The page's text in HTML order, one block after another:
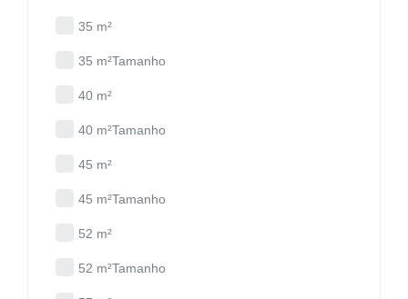
35 m²
35 m²Tamanho
40 m²
40 m²Tamanho
45 m²
45 m²Tamanho
52 m²
52 m²Tamanho